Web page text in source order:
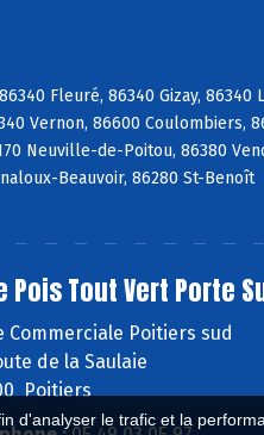
d'analyser le trafic et la
Fleuré, 86340 Gizay, 86340
Vernon, 86600 Coulombiers,
Neuville-de-Poitou, 86380
Beauvoir, 86280 St-Benoît
Pois Tout Vert Porte
Commerciale Poitiers sud
de la Saulaie
Poitiers